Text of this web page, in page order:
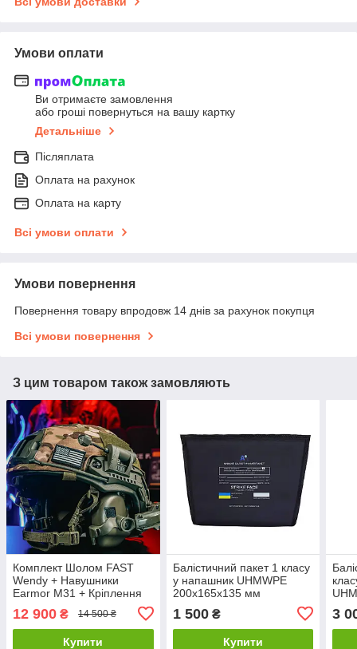
Умови оплати
Ви отримаєте замовлення
або гроші повернуться на вашу картку
Детальніше
Післяплата
Оплата на рахунок
Оплата на карту
Всі умови оплати
Умови повернення
Повернення товару впродовж 14 днів за рахунок покупця
Всі умови повернення
З цим товаром також замовляють
Комплект Шолом FAST
Wendy + Навушники
Earmor M31 + Кріплення
Кавер
12 900 ₴ 14 500 ₴
Купити
Балістичний пакет 1 класу
у напашник UHMWPE
200x165x135 мм
1 500₴
Купити
3